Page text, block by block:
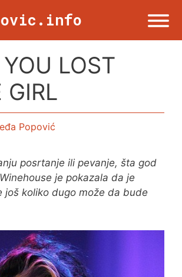
LOST
GIRL
Popović
posrtanje ili pevanje, šta god
je pokazala da je
još koliko dugo može da bude